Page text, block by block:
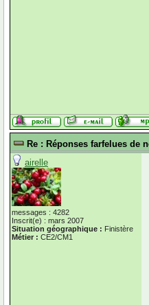
Re : Réponses farfelues de
airelle
messages : 4282
Inscrit(e) : mars 2007
Situation géographique : Finistère
Métier : CE2/CM1